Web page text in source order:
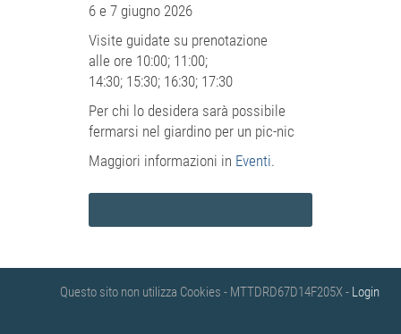
6 e 7 giugno 2026
Visite guidate su prenotazione
alle ore 10:00; 11:00;
14:30; 15:30; 16:30; 17:30
Per chi lo desidera sarà possibile
fermarsi nel giardino per un pic-nic
Maggiori informazioni in Eventi.
Questo sito non utilizza Cookies - MTTDRD67D14F205X - Login